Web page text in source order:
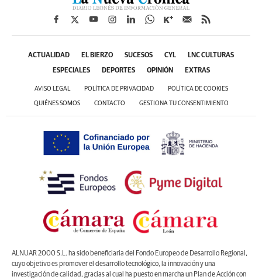
ACTUALIDAD EL BIERZO SUCESOS CYL LNC CULTURAS
ESPECIALES DEPORTES OPINIÓN EXTRAS
AVISO LEGAL POLÍTICA DE PRIVACIDAD POLÍTICA DE COOKIES
QUIÉNES SOMOS CONTACTO GESTIONA TU CONSENTIMIENTO
ALNUAR 2000 S.L. ha sido beneficiaria del Fondo Europeo de Desarrollo Regional,
cuyo objetivo es promover el desarrollo tecnológico, la innovación y una
investigación de calidad, gracias al cual ha puesto en marcha un Plan de Acción con